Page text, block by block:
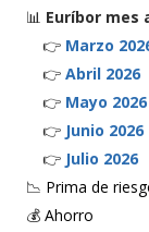
📊 Euríbor mes
👉 Marzo
👉 Abril 2026
👉 Mayo 2026
👉 Junio 2026
👉 Julio 2026
📉 Prima de
💰 Ahorro